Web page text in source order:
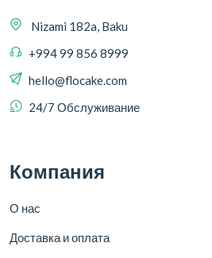
Nizami 182a, Baku
+994 99 856 8999
hello@flocake.com
24/7 Обслуживание
Компания
О нас
Доставка и оплата